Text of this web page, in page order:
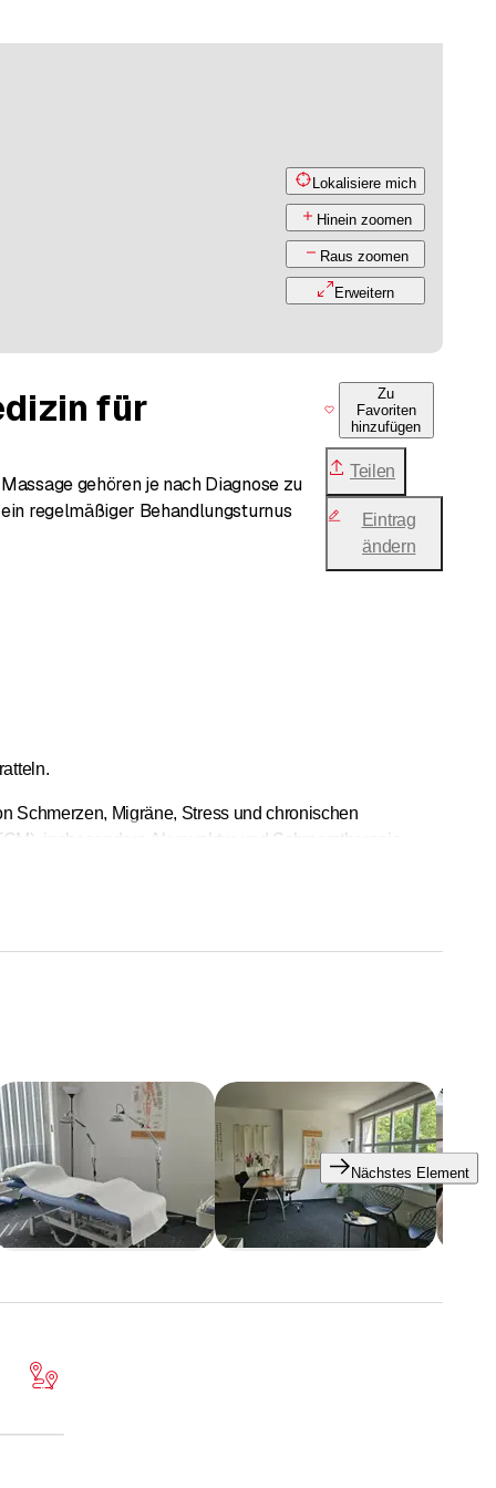
Lokalisiere mich
Hinein zoomen
Raus zoomen
Erweitern
für
gehören je nach Diagnose zu
regelmäßiger Behandlungsturnus
Zu
Favoriten
hinzufügen
Teilen
Eintrag
ändern
Schmerzen, Migräne, Stress und chronischen
insbesondere Akupunktur und Schmerztherapie,
Nächstes Element